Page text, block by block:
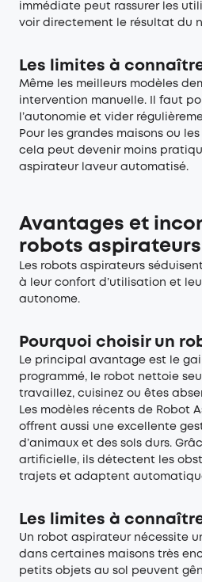
immédiate peut rassurer les
voir directement le résultat du
Les limites à
Même les meilleurs modèles
intervention manuelle. Il faut
l’autonomie et vider
Pour les grandes maisons ou
cela peut devenir moins
aspirateur laveur automatisé.
Avantages et
robots aspirateurs
Les robots aspirateurs
à leur confort d’utilisation et
autonome.
Pourquoi choisir un
Le principal avantage est le
programmé, le robot nettoie
travaillez, cuisinez ou êtes
Les modèles récents de Robot
offrent aussi une excellente
d’animaux et des sols durs.
artificielle, ils détectent les
trajets et adaptent
Les limites à
Un robot aspirateur nécessite
dans certaines maisons très
petits objets au sol peuvent